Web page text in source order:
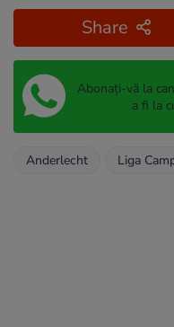
Share
Abonați-vă la
a fi la
Anderlecht Liga